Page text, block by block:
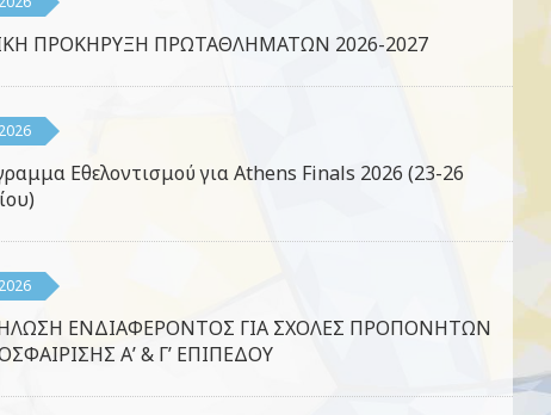
ΠΡΟΚΗΡΥΞΗ ΠΡΩΤΑΘΛΗΜΑΤΩΝ 2026-2027
Εθελοντισμού για Athens Finals 2026 (23-26
ΕΝΔΙΑΦΕΡΟΝΤΟΣ ΓΙΑ ΣΧΟΛΕΣ ΠΡΟΠΟΝΗΤΩΝ
Α’ & Γ’ ΕΠΙΠΕΔΟΥ